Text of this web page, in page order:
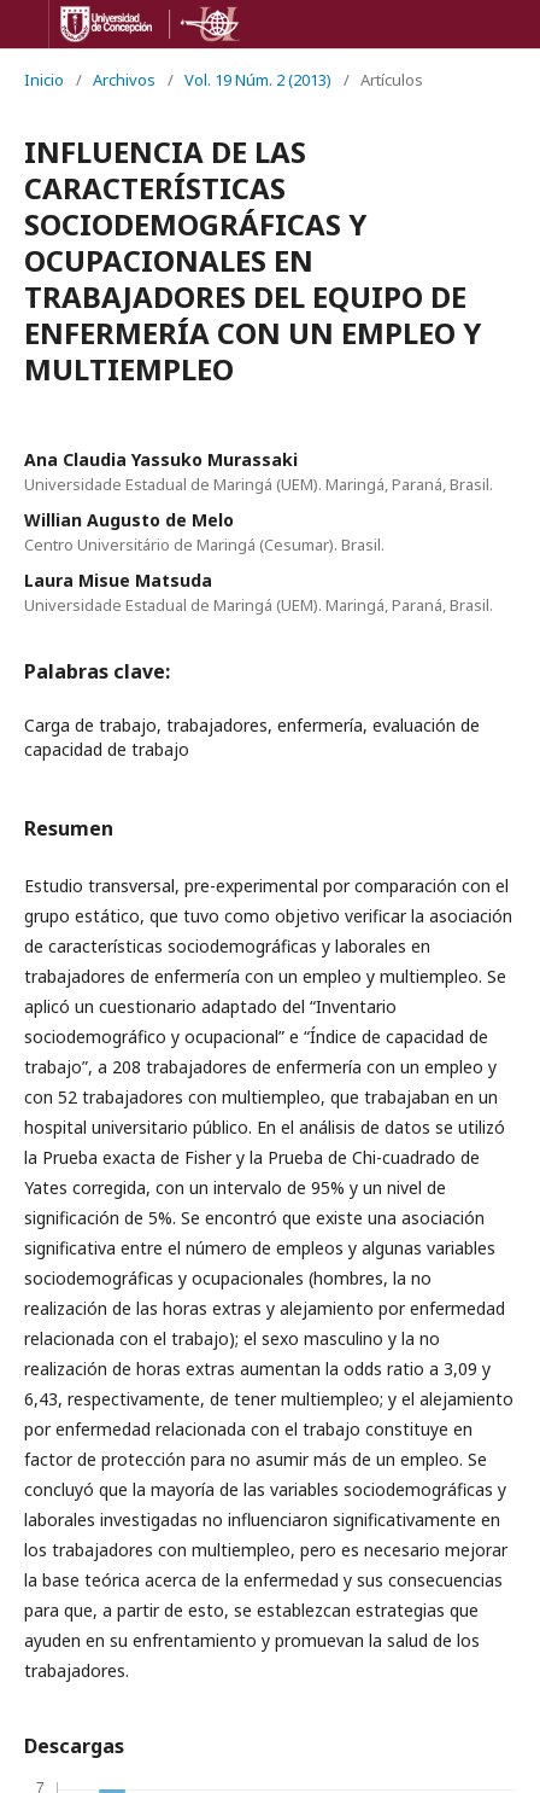
Inicio / Archivos / Vol. 19 Núm. 2 (2013) / Artículos
INFLUENCIA DE LAS
CARACTERÍSTICAS
SOCIODEMOGRÁFICAS Y
OCUPACIONALES EN
TRABAJADORES DEL EQUIPO DE
ENFERMERÍA CON UN EMPLEO Y
MULTIEMPLEO
Ana Claudia Yassuko Murassaki
Universidade Estadual de Maringá (UEM). Maringá, Paraná, Brasil.
Willian Augusto de Melo
Centro Universitário de Maringá (Cesumar). Brasil.
Laura Misue Matsuda
Universidade Estadual de Maringá (UEM). Maringá, Paraná, Brasil.
Palabras clave:
Carga de trabajo, trabajadores, enfermería, evaluación de
capacidad de trabajo
Resumen
Estudio transversal, pre-experimental por comparación con el
grupo estático, que tuvo como objetivo verificar la asociación
de características sociodemográficas y laborales en
trabajadores de enfermería con un empleo y multiempleo. Se
aplicó un cuestionario adaptado del “Inventario
sociodemográfico y ocupacional” e “Índice de capacidad de
trabajo”, a 208 trabajadores de enfermería con un empleo y
con 52 trabajadores con multiempleo, que trabajaban en un
hospital universitario público. En el análisis de datos se utilizó
la Prueba exacta de Fisher y la Prueba de Chi-cuadrado de
Yates corregida, con un intervalo de 95% y un nivel de
significación de 5%. Se encontró que existe una asociación
significativa entre el número de empleos y algunas variables
sociodemográficas y ocupacionales (hombres, la no
realización de las horas extras y alejamiento por enfermedad
relacionada con el trabajo); el sexo masculino y la no
realización de horas extras aumentan la odds ratio a 3,09 y
6,43, respectivamente, de tener multiempleo; y el alejamiento
por enfermedad relacionada con el trabajo constituye en
factor de protección para no asumir más de un empleo. Se
concluyó que la mayoría de las variables sociodemográficas y
laborales investigadas no influenciaron significativamente en
los trabajadores con multiempleo, pero es necesario mejorar
la base teórica acerca de la enfermedad y sus consecuencias
para que, a partir de esto, se establezcan estrategias que
ayuden en su enfrentamiento y promuevan la salud de los
trabajadores.
Descargas